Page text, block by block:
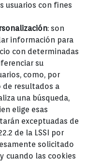
usuarios con fines
: son
información para
con determinadas
su
como, por
de resultados a
una búsqueda,
elige esas
exceptuadas de
de la LSSI por
solicitado
cuando las cookies